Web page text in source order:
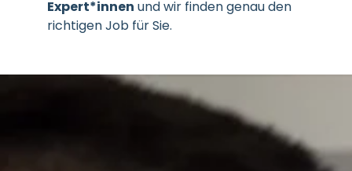
Expert*innen und wir finden genau den
richtigen Job für Sie.